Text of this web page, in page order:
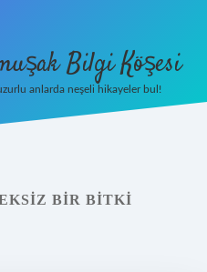
Bilgi Köşesi
anlarda neşeli hikayeler bul!
BIR BITKI